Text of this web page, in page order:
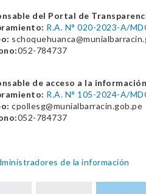
del Portal de
R.A. N° 020-2023-A/
052-784737
de acceso a la
R.A. N° 105-2024-A/
cpollesg@munialbarracin.gob.pe
052-784737
de la información